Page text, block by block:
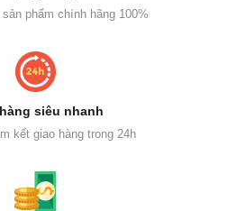
phẩm chính hãng 100%
siêu nhanh
kết giao hàng trong 24h